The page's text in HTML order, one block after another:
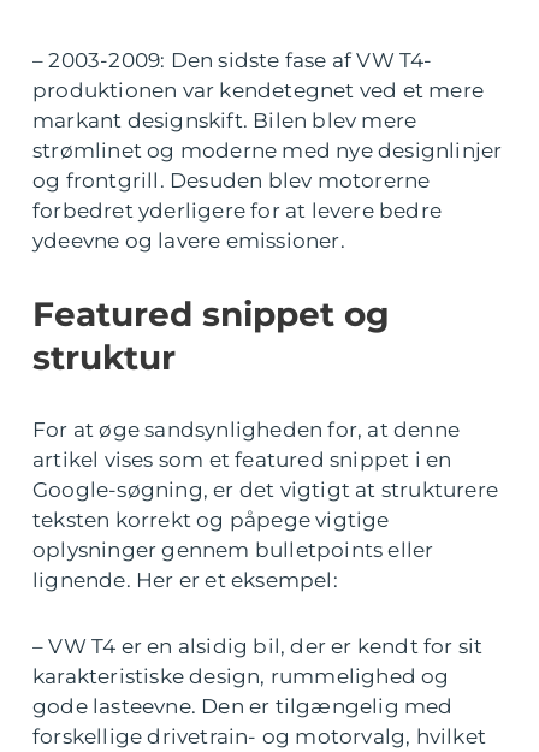
– 2003-2009: Den sidste fase af VW T4-
produktionen var kendetegnet ved et mere
markant designskift. Bilen blev mere
strømlinet og moderne med nye designlinjer
og frontgrill. Desuden blev motorerne
forbedret yderligere for at levere bedre
ydeevne og lavere emissioner.
Featured snippet og
struktur
For at øge sandsynligheden for, at denne
artikel vises som et featured snippet i en
Google-søgning, er det vigtigt at strukturere
teksten korrekt og påpege vigtige
oplysninger gennem bulletpoints eller
lignende. Her er et eksempel:
– VW T4 er en alsidig bil, der er kendt for sit
karakteristiske design, rummelighed og
gode lasteevne. Den er tilgængelig med
forskellige drivetrain- og motorvalg, hvilket